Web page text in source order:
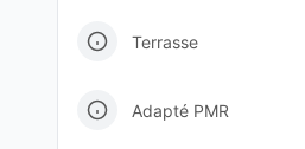
Terrasse
Adapté PMR